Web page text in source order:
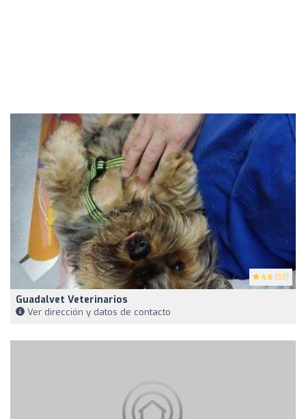
4.6 (53)
Guadalvet Veterinarios
Ver dirección y datos de contacto